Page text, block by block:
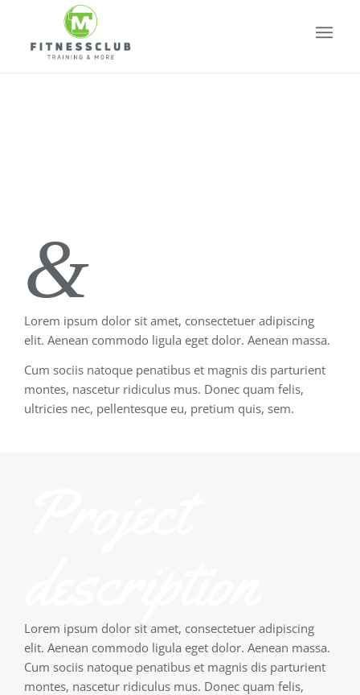
&
Lorem ipsum dolor sit amet, consectetuer adipiscing
elit. Aenean commodo ligula eget dolor. Aenean massa.
Cum sociis natoque penatibus et magnis dis parturient
montes, nascetur ridiculus mus. Donec quam felis,
ultricies nec, pellentesque eu, pretium quis, sem.
Lorem ipsum dolor sit amet, consectetuer adipiscing
elit. Aenean commodo ligula eget dolor. Aenean massa.
Cum sociis natoque penatibus et magnis dis parturient
montes, nascetur ridiculus mus. Donec quam felis,